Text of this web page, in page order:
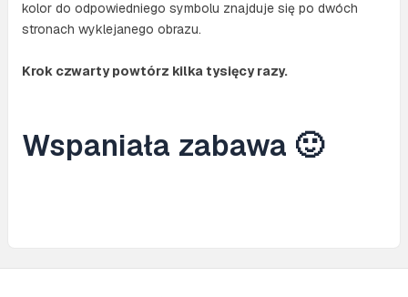
kolor do odpowiedniego symbolu znajduje się po dwóch
stronach wyklejanego obrazu.
Krok czwarty powtórz kilka tysięcy razy.
Wspaniała zabawa 🙂